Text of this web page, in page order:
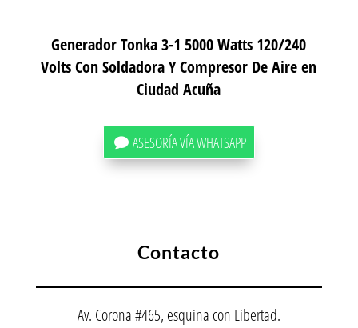
Generador Tonka 3-1 5000 Watts 120/240
Volts Con Soldadora Y Compresor De Aire en
Ciudad Acuña
ASESORÍA VÍA WHATSAPP
Contacto
Av. Corona #465, esquina con Libertad.